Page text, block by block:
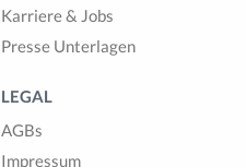
Karriere & Jobs
Presse Unterlagen
LEGAL
AGBs
Impressum